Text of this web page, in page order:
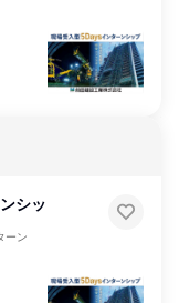
シッ
ーン